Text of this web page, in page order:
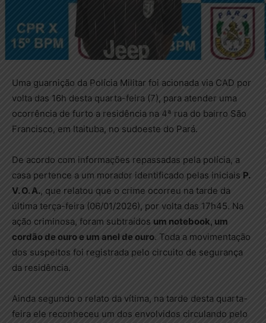
Uma guarnição da Polícia Militar foi acionada via CAD por
volta das 16h desta quarta-feira (7), para atender uma
ocorrência de furto a residência na 4ª rua do bairro São
Francisco, em Itaituba, no sudoeste do Pará.
De acordo com informações repassadas pela polícia, a
casa pertence a um morador identificado pelas iniciais P.
V. O. A., que relatou que o crime ocorreu na tarde da
última terça-feira (06/01/2026), por volta das 17h45. Na
ação criminosa, foram subtraídos um notebook, um
cordão de ouro e um anel de ouro. Toda a movimentação
dos suspeitos foi registrada pelo circuito de segurança
da residência.
Ainda segundo o relato da vítima, na tarde desta quarta-
feira ele reconheceu um dos envolvidos circulando pelo